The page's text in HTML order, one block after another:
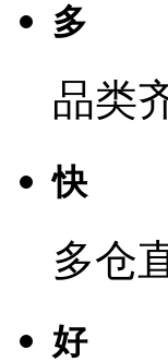
多
品类
快
多仓
好